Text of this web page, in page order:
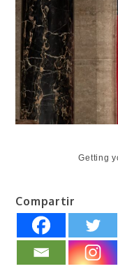
Getting
Compartir